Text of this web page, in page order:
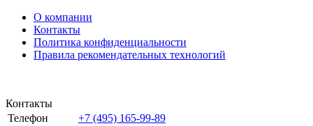
О компании
Контакты
Политика конфиденциальности
Правила рекомендательных технологий
Контакты
Телефон
+7 (495) 165-99-89